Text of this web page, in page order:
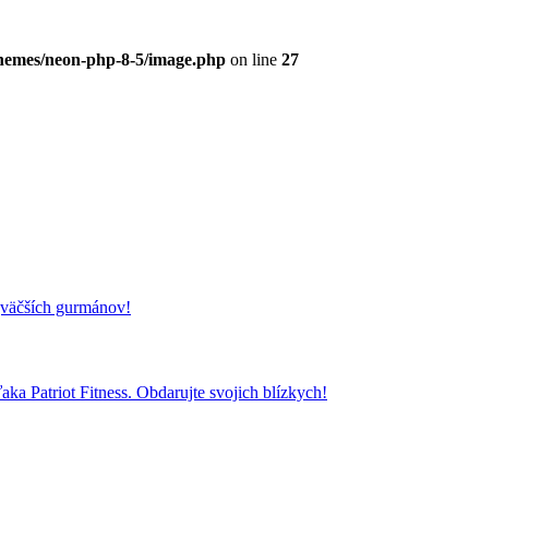
neon-php-8-5/image.php on line 27
gurmánov!
Patriot Fitness. Obdarujte svojich blízkych!